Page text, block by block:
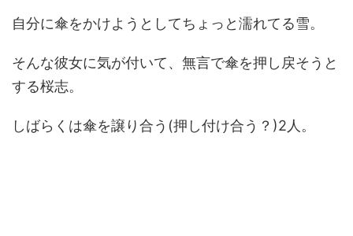
自分に傘をかけようとしてちょっと濡れてる雪。
そんな彼女に気が付いて、無言で傘を押し戻そうと
する桜志。
しばらくは傘を譲り合う(押し付け合う？)2人。